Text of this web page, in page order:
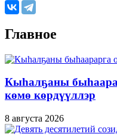
Главное
Кыһалҕаны
көмө көрдүүллэр
8 августа 2026